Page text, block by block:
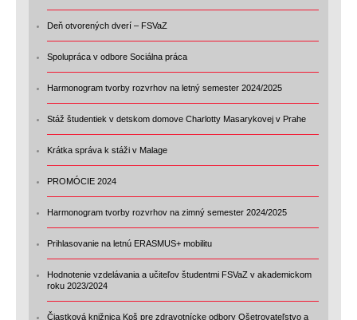
Deň otvorených dverí – FSVaZ
Spolupráca v odbore Sociálna práca
Harmonogram tvorby rozvrhov na letný semester 2024/2025
Stáž študentiek v detskom domove Charlotty Masarykovej v Prahe
Krátka správa k stáži v Malage
PROMÓCIE 2024
Harmonogram tvorby rozvrhov na zimný semester 2024/2025
Prihlasovanie na letnú ERASMUS+ mobilitu
Hodnotenie vzdelávania a učiteľov študentmi FSVaZ v akademickom
roku 2023/2024
Čiastková knižnica Koš pre zdravotnícke odbory Ošetrovateľstvo a